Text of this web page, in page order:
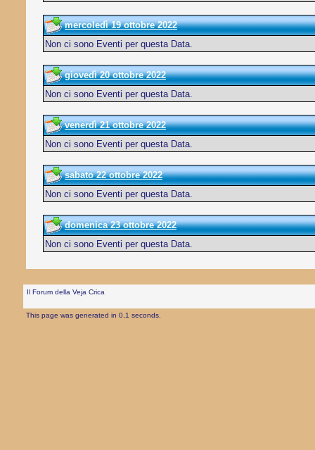
mercoledì 19 ottobre 2022
Non ci sono Eventi per questa Data.
giovedì 20 ottobre 2022
Non ci sono Eventi per questa Data.
venerdì 21 ottobre 2022
Non ci sono Eventi per questa Data.
sabato 22 ottobre 2022
Non ci sono Eventi per questa Data.
domenica 23 ottobre 2022
Non ci sono Eventi per questa Data.
Il Forum della Veja Crica
This page was generated in 0,1 seconds.